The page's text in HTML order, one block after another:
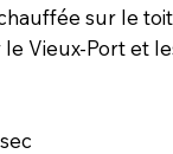
sur le
Vieux-Port et